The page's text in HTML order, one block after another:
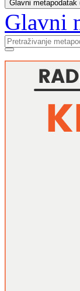
Glavni metapodatak
Glavni